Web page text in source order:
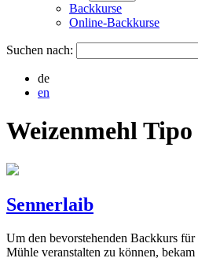
Backkurse
Online-Backkurse
Suchen nach:
de
en
Weizenmehl Tipo
Sennerlaib
Um den bevorstehenden Backkurs
Mühle veranstalten zu können,